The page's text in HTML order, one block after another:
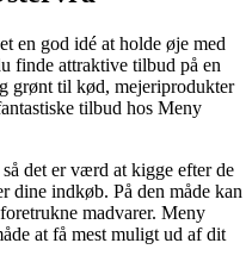
en god idé at holde øje med
finde attraktive tilbud på en
grønt til kød, mejeriprodukter
tilbud hos Meny
det er værd at kigge efter de
dine indkøb. På den måde kan
madvarer. Meny
at få mest muligt ud af dit